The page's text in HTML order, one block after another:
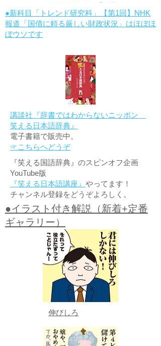
●新科目「トレンド研究科」【第1回】NHK
報道「国債に頼る厳しい財政状況」はほぼほ
ぼウソです
講談社『辞書ではわからないニッポン
笑える日本語辞典』
電子書籍で販売中。
☞こちらへどうぞ
『笑える国語辞典』のスピンオフ企画
YouTube版
『笑える日本語講座』 やってます！
チャンネル登録をどうぞよろしく。
●イラスト付き解説（新着+定番
ギャラリー）
伸びしろ